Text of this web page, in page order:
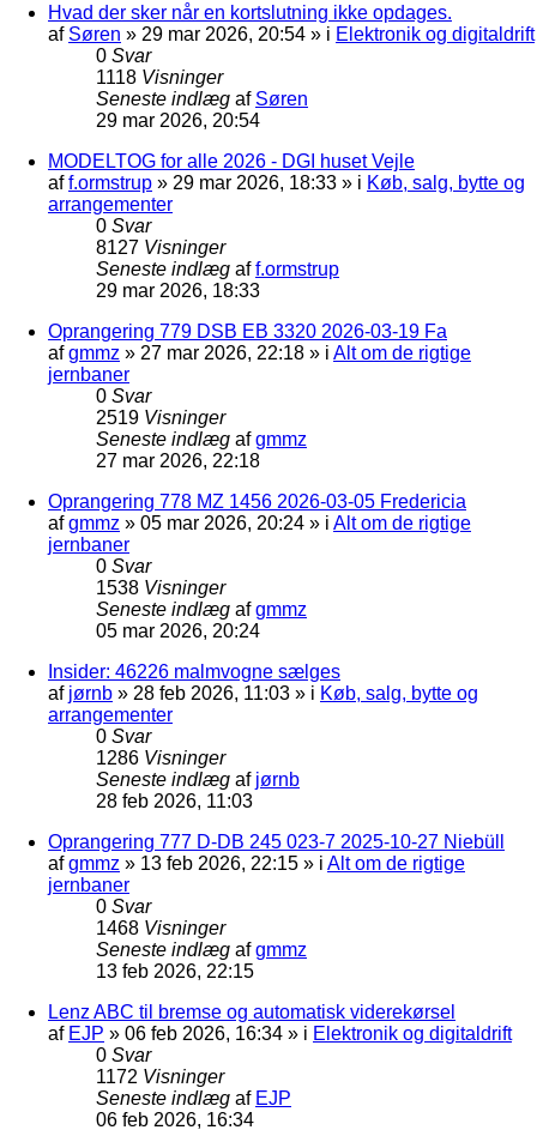
Hvad der sker når en kortslutning ikke opdages.
af Søren » 29 mar 2026, 20:54 » i Elektronik og digitaldrift
0 Svar
1118 Visninger
Seneste indlæg af Søren
29 mar 2026, 20:54
MODELTOG for alle 2026 - DGI huset Vejle
aff.ormstrup » 29 mar 2026, 18:33 » i Køb, salg, bytte og
arrangementer
0 Svar
8127 Visninger
Seneste indlæg aff.ormstrup
29 mar 2026, 18:33
Oprangering 779 DSB EB 3320 2026-03-19 Fa
afgmmz » 27 mar 2026, 22:18 » i Alt om de rigtige
jernbaner
0 Svar
2519 Visninger
Seneste indlæg afgmmz
27 mar 2026, 22:18
Oprangering 778 MZ 1456 2026-03-05 Fredericia
afgmmz » 05 mar 2026, 20:24 » i Alt om de rigtige
jernbaner
0 Svar
1538 Visninger
Seneste indlæg afgmmz
05 mar 2026, 20:24
Insider: 46226 malmvogne sælges
af jørnb » 28 feb 2026, 11:03 » i Køb, salg, bytte og
arrangementer
0 Svar
1286 Visninger
Seneste indlæg af jørnb
28 feb 2026, 11:03
Oprangering 777 D-DB 245 023-7 2025-10-27 Niebüll
afgmmz » 13 feb 2026, 22:15 » i Alt om de rigtige
jernbaner
0 Svar
1468 Visninger
Seneste indlæg afgmmz
13 feb 2026, 22:15
Lenz ABC til bremse og automatisk viderekørsel
af EJP » 06 feb 2026, 16:34 » i Elektronik og digitaldrift
0 Svar
1172 Visninger
Seneste indlæg af EJP
06 feb 2026, 16:34